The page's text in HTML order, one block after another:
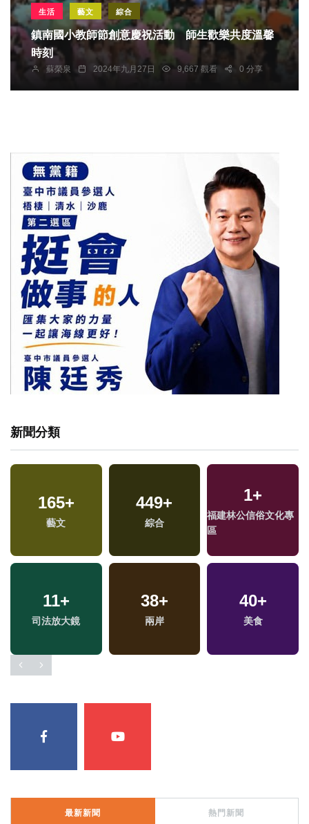
生活 藝文 綜合
鎮南國小教師節創意慶祝活動 師生歡樂共度溫馨
時刻
蘇榮泉 2024年九月27日 9,667 觀看 0 分享
新聞分類
165+
藝文
449+
綜合
1+
福建林公信俗文化專
區
11+
司法放大鏡
38+
兩岸
40+
美食
最新新聞 熱門新聞